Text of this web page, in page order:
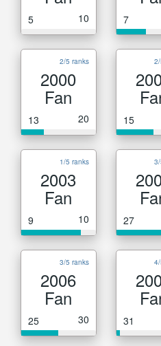
5 10 7
2/5 ranks
2000
Fan
13 20 15
1/5 ranks
2003
Fan
9 10 27
3/5 ranks
2006
Fan
25 30 31